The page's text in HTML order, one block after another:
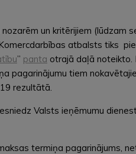
un kritērijiem
atbalsts tiks
” panta otrajā daļā noteikto.
pagarinājumu tiem
rezultātā.
Valsts ieņēmumu
termiņa pagarinājums,